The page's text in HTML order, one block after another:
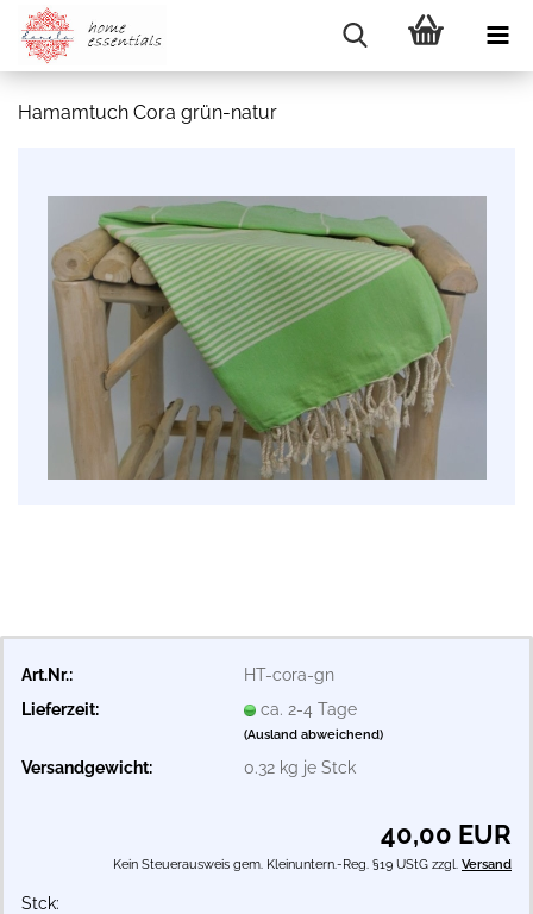
Hamamtuch Cora grün-natur
Art.Nr.:
HT-cora-gn
Lieferzeit:
ca. 2-4 Tage
(Ausland abweichend)
Versandgewicht: 0.32kg je Stck
40,00 EUR
Kein Steuerausweis gem. Kleinuntern.-Reg. §19 UStG zzgl. Versand
Stck: